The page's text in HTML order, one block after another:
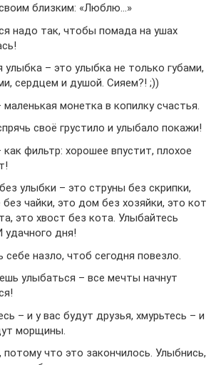
близким: «Люблю…»
надо так, чтобы помада на ушах
– это улыбка не только губами,
сердцем и душой. Сияем?! ;))
монетка в копилку счастья.
своё грустило и улыбало покажи!
фильтр: хорошее впустит, плохое
улыбки – это струны без скрипки,
чайки, это дом без хозяйки, это кот
это хвост без кота. Улыбайтесь
удачного дня!
себе назло, чтоб сегодня повезло.
улыбаться – все мечты начнут
– и у вас будут друзья, хмурьтесь – и
морщины.
потому что это закончилось. Улыбнись,